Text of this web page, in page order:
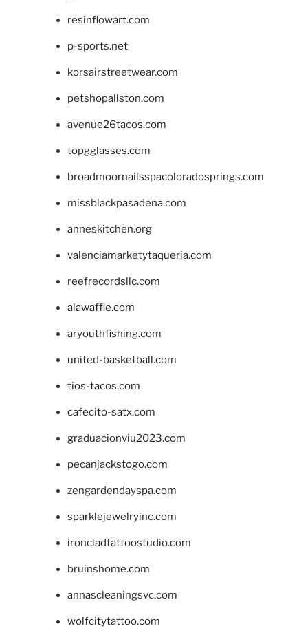
resinflowart.com
p-sports.net
korsairstreetwear.com
petshopallston.com
avenue26tacos.com
topgglasses.com
broadmoornailsspacoloradosprings.com
missblackpasadena.com
anneskitchen.org
valenciamarketytaqueria.com
reefrecordsllc.com
alawaffle.com
aryouthfishing.com
united-basketball.com
tios-tacos.com
cafecito-satx.com
graduacionviu2023.com
pecanjackstogo.com
zengardendayspa.com
sparklejewelryinc.com
ironcladtattoostudio.com
bruinshome.com
annascleaningsvc.com
wolfcitytattoo.com